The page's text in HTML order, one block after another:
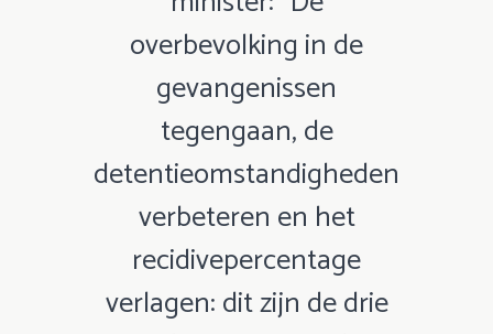
overbevolking in de
gevangenissen
tegengaan, de
detentieomstandigheden
verbeteren en het
recidivepercentage
verlagen: dit zijn de drie